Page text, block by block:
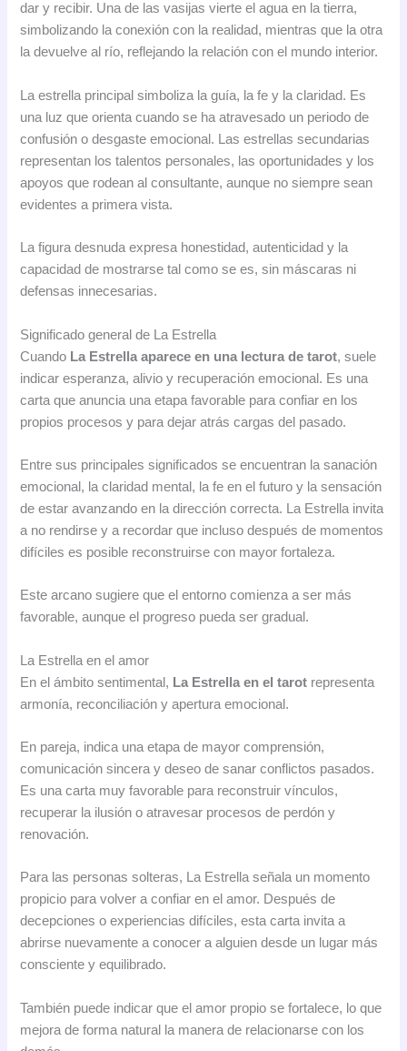
dar y recibir. Una de las vasijas vierte el agua en la tierra,
simbolizando la conexión con la realidad, mientras que la otra
la devuelve al río, reflejando la relación con el mundo interior.
La estrella principal simboliza la guía, la fe y la claridad. Es
una luz que orienta cuando se ha atravesado un periodo de
confusión o desgaste emocional. Las estrellas secundarias
representan los talentos personales, las oportunidades y los
apoyos que rodean al consultante, aunque no siempre sean
evidentes a primera vista.
La figura desnuda expresa honestidad, autenticidad y la
capacidad de mostrarse tal como se es, sin máscaras ni
defensas innecesarias.
Significado general de La Estrella
Cuando La Estrella aparece en una lectura de tarot, suele
indicar esperanza, alivio y recuperación emocional. Es una
carta que anuncia una etapa favorable para confiar en los
propios procesos y para dejar atrás cargas del pasado.
Entre sus principales significados se encuentran la sanación
emocional, la claridad mental, la fe en el futuro y la sensación
de estar avanzando en la dirección correcta. La Estrella invita
a no rendirse y a recordar que incluso después de momentos
difíciles es posible reconstruirse con mayor fortaleza.
Este arcano sugiere que el entorno comienza a ser más
favorable, aunque el progreso pueda ser gradual.
La Estrella en el amor
En el ámbito sentimental, La Estrella en el tarot representa
armonía, reconciliación y apertura emocional.
En pareja, indica una etapa de mayor comprensión,
comunicación sincera y deseo de sanar conflictos pasados.
Es una carta muy favorable para reconstruir vínculos,
recuperar la ilusión o atravesar procesos de perdón y
renovación.
Para las personas solteras, La Estrella señala un momento
propicio para volver a confiar en el amor. Después de
decepciones o experiencias difíciles, esta carta invita a
abrirse nuevamente a conocer a alguien desde un lugar más
consciente y equilibrado.
También puede indicar que el amor propio se fortalece, lo que
mejora de forma natural la manera de relacionarse con los